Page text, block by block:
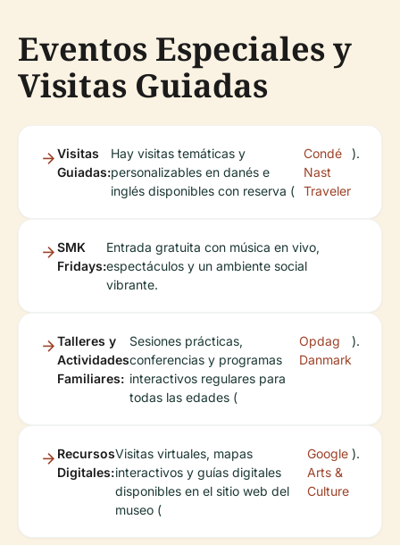
Eventos Especiales y
Visitas Guiadas
Visitas
Guiadas:
Hay visitas temáticas y
personalizables en danés e
inglés disponibles con reserva (
Condé
Nast
Traveler
).
SMK
Fridays:
Entrada gratuita con música en vivo,
espectáculos y un ambiente social
vibrante.
Talleres y
Actividades
Familiares:
Sesiones prácticas,
conferencias y programas
interactivos regulares para
todas las edades (
Opdag
Danmark
).
Recursos
Digitales:
Visitas virtuales, mapas
interactivos y guías digitales
disponibles en el sitio web del
museo (
Google
Arts &
Culture
).